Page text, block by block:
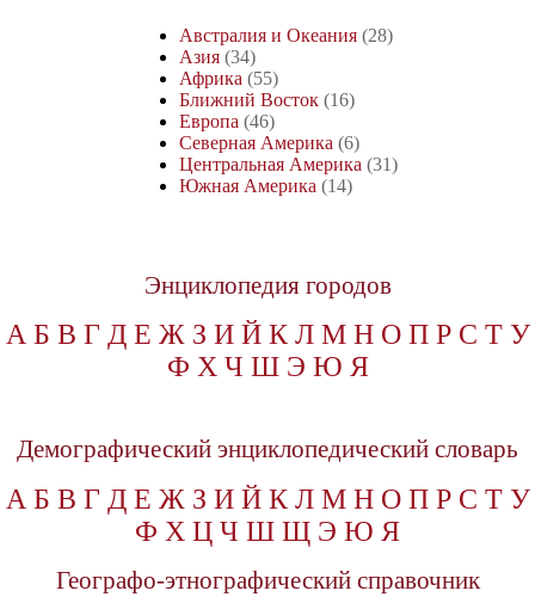
Австралия и Океания (28)
Азия (34)
Африка (55)
Ближний Восток (16)
Европа (46)
Северная Америка (6)
Центральная Америка (31)
Южная Америка (14)
Энциклопедия городов
А Б В Г Д Е Ж З И Й К Л М Н О П Р С Т У
Ф Х Ч Ш Э Ю Я
Демографический энциклопедический словарь
А Б В Г Д Е Ж З И Й К Л М Н О П Р С Т У
Ф Х Ц Ч Ш Щ Э Ю Я
Географо-этнографический справочник